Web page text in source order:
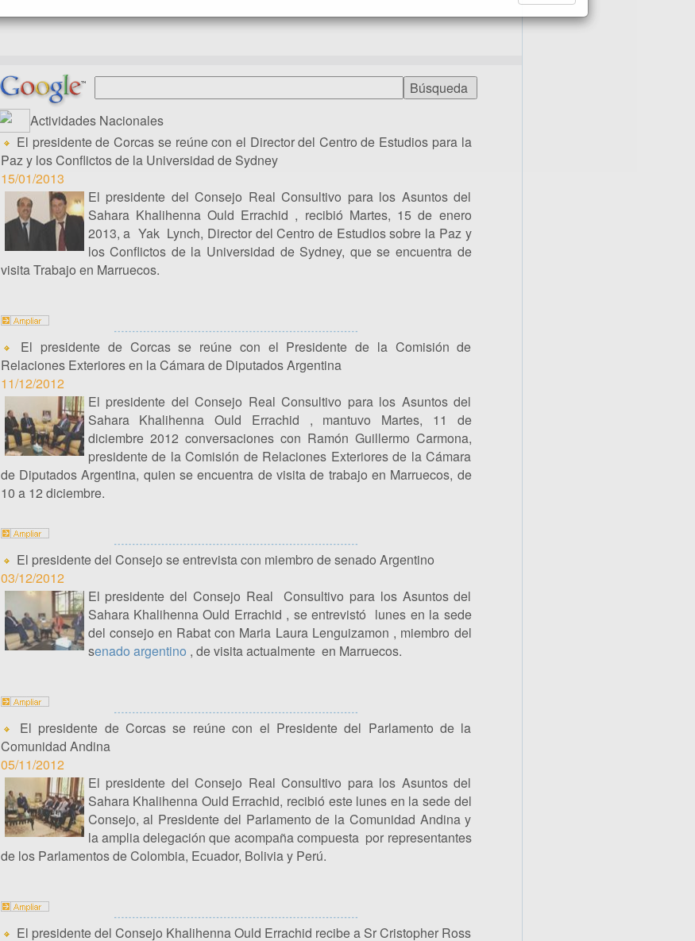
Actividades Nacionales
El presidente de Corcas se reúne con el Director del Centro de Estudios para la
Paz y los Conflictos de la Universidad de Sydney
15/01/2013
El presidente del Consejo Real Consultivo para los Asuntos del
Sahara Khalihenna Ould Errachid , recibió Martes, 15 de enero
2013, a Yak Lynch, Director del Centro de Estudios sobre la Paz y
los Conflictos de la Universidad de Sydney, que se encuentra de
visita Trabajo en Marruecos.
El presidente de Corcas se reúne con el Presidente de la Comisión de
Relaciones Exteriores en la Cámara de Diputados Argentina
11/12/2012
El presidente del Consejo Real Consultivo para los Asuntos del
Sahara Khalihenna Ould Errachid , mantuvo Martes, 11 de
diciembre 2012 conversaciones con Ramón Guillermo Carmona,
presidente de la Comisión de Relaciones Exteriores de la Cámara
de Diputados Argentina, quien se encuentra de visita de trabajo en Marruecos, de
10 a 12 diciembre.
El presidente del Consejo se entrevista con miembro de senado Argentino
03/12/2012
El presidente del Consejo Real Consultivo para los Asuntos del
Sahara Khalihenna Ould Errachid , se entrevistó lunes en la sede
del consejo en Rabat con Maria Laura Lenguizamon , miembro del
senado argentino , de visita actualmente en Marruecos.
El presidente de Corcas se reúne con el Presidente del Parlamento de la
Comunidad Andina
05/11/2012
El presidente del Consejo Real Consultivo para los Asuntos del
Sahara Khalihenna Ould Errachid, recibió este lunes en la sede del
Consejo, al Presidente del Parlamento de la Comunidad Andina y
la amplia delegación que acompaña compuesta por representantes
de los Parlamentos de Colombia, Ecuador, Bolivia y Perú.
El presidente del Consejo Khalihenna Ould Errachid recibe a Sr Cristopher Ross